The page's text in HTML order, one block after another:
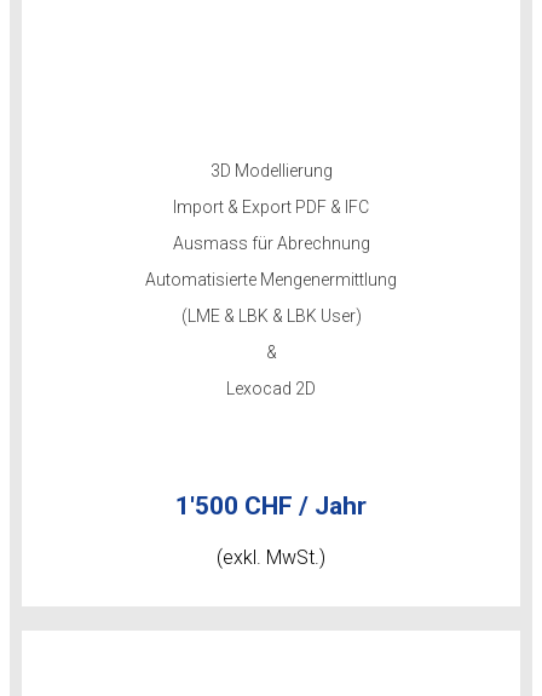
3D Modellierung
Import & Export PDF & IFC
Ausmass für Abrechnung
Automatisierte Mengenermittlung
(LME & LBK & LBK User)
&
Lexocad 2D
1'500 CHF / Jahr
(exkl. MwSt.)